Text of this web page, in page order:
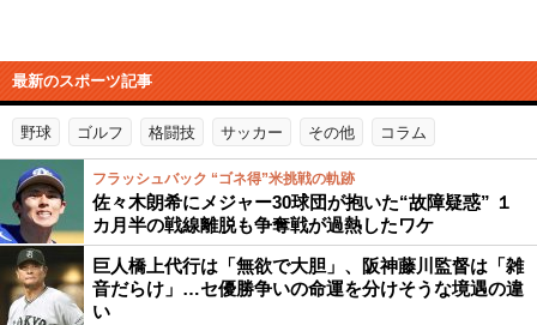
最新のスポーツ記事
野球 ゴルフ 格闘技 サッカー その他 コラム
フラッシュバック “ゴネ得”米挑戦の軌跡
佐々木朗希にメジャー30球団が抱いた“故障疑惑” １
カ月半の戦線離脱も争奪戦が過熱したワケ
巨人橋上代行は「無欲で大胆」、阪神藤川監督は「雑
音だらけ」…セ優勝争いの命運を分けそうな境遇の違
い